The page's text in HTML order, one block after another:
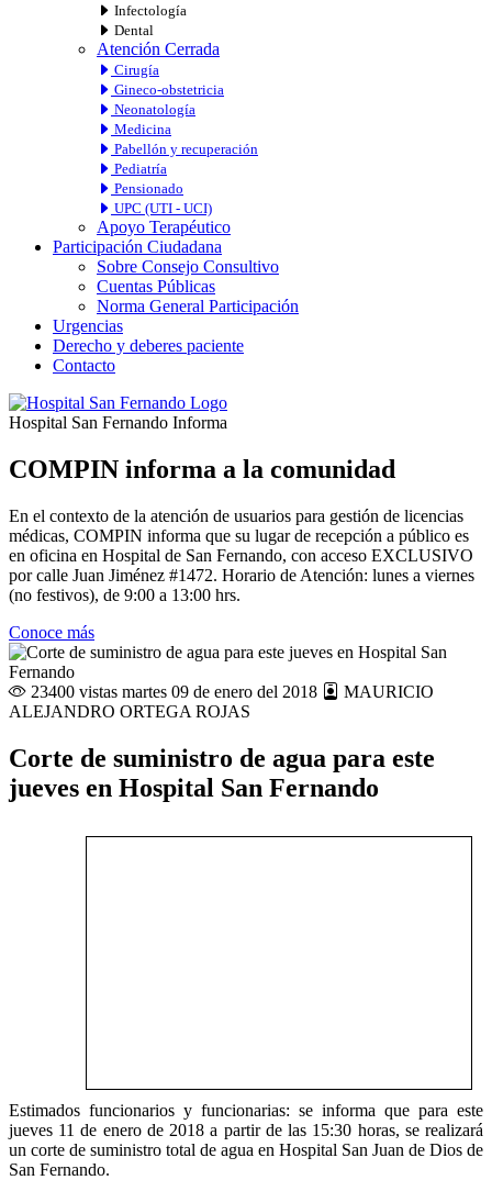
Infectología
Dental
Atención Cerrada
Cirugía
Gineco-obstetricia
Neonatología
Medicina
Pabellón y recuperación
Pediatría
Pensionado
UPC (UTI - UCI)
Apoyo Terapéutico
Participación Ciudadana
Sobre Consejo Consultivo
Cuentas Públicas
Norma General Participación
Urgencias
Derecho y deberes paciente
Contacto
Hospital San Fernando Informa
COMPIN informa a la comunidad
En el contexto de la atención de usuarios para gestión de licencias
médicas, COMPIN informa que su lugar de recepción a público es
en oficina en Hospital de San Fernando, con acceso EXCLUSIVO
por calle Juan Jiménez #1472. Horario de Atención: lunes a viernes
(no festivos), de 9:00 a 13:00 hrs.
Conoce más
23400 vistas martes 09 de enero del 2018
MAURICIO
ALEJANDRO ORTEGA ROJAS
Corte de suministro de agua para este
jueves en Hospital San Fernando
Estimados funcionarios y funcionarias: se informa que para este
jueves 11 de enero de 2018 a partir de las 15:30 horas, se realizará
un corte de suministro total de agua en Hospital San Juan de Dios de
San Fernando.